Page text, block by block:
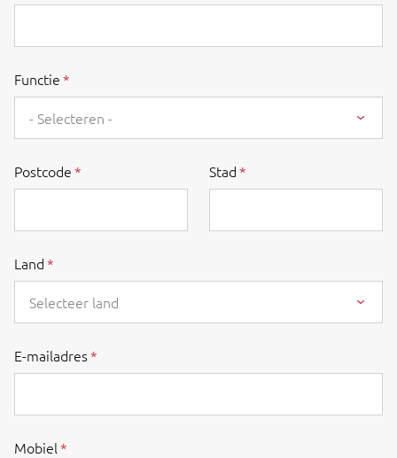
Functie
- Selecteren -
Postcode Stad
Land
Selecteer land
E-mailadres
Mobiel